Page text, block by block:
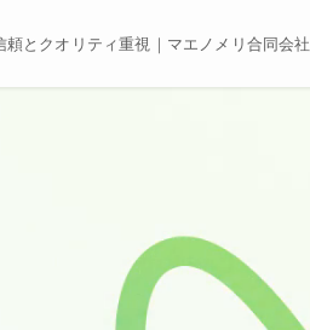
とクオリティ重視｜マエノメリ合同会社